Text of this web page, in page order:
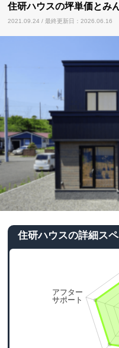
住研ハウスの坪単価とみ
2021.09.24 / 最終更新日：2026.06.16
住研ハウスの詳細ス